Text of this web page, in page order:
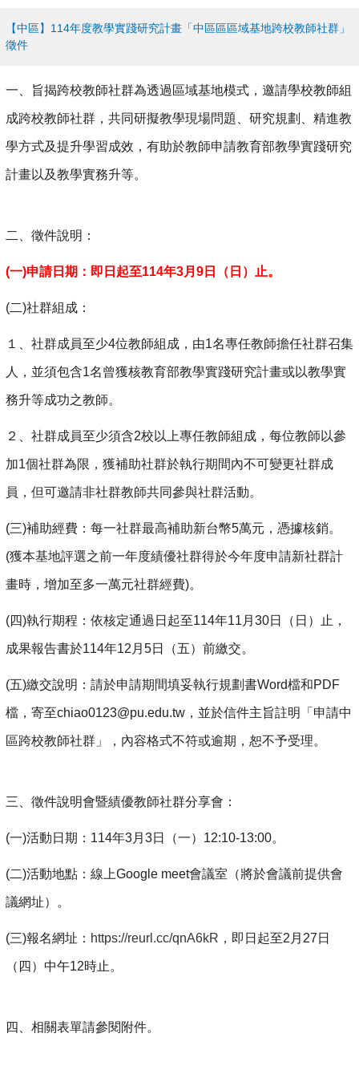
【中區】114年度教學實踐研究計畫「中區區區域基地跨校教師社群」
徵件
一、旨揭跨校教師社群為透過區域基地模式，邀請學校教師組
成跨校教師社群，共同研擬教學現場問題、研究規劃、精進教
學方式及提升學習成效，有助於教師申請教育部教學實踐研究
計畫以及教學實務升等。
二、徵件說明：
(一)申請日期：即日起至114年3月9日（日）止。
(二)社群組成：
１、社群成員至少4位教師組成，由1名專任教師擔任社群召集
人，並須包含1名曾獲核教育部教學實踐研究計畫或以教學實
務升等成功之教師。
２、社群成員至少須含2校以上專任教師組成，每位教師以參
加1個社群為限，獲補助社群於執行期間內不可變更社群成
員，但可邀請非社群教師共同參與社群活動。
(三)補助經費：每一社群最高補助新台幣5萬元，憑據核銷。
(獲本基地評選之前一年度績優社群得於今年度申請新社群計
畫時，增加至多一萬元社群經費)。
(四)執行期程：依核定通過日起至114年11月30日（日）止，
成果報告書於114年12月5日（五）前繳交。
(五)繳交說明：請於申請期間填妥執行規劃書Word檔和PDF
檔，寄至chiao0123@pu.edu.tw，並於信件主旨註明「申請中
區跨校教師社群」，內容格式不符或逾期，恕不予受理。
三、徵件說明會暨績優教師社群分享會：
(一)活動日期：114年3月3日（一）12:10-13:00。
(二)活動地點：線上Google meet會議室（將於會議前提供會
議網址）。
(三)報名網址： https://reurl.cc/qnA6kR ，即日起至2月27日
（四）中午12時止。
四、相關表單請參閱附件。